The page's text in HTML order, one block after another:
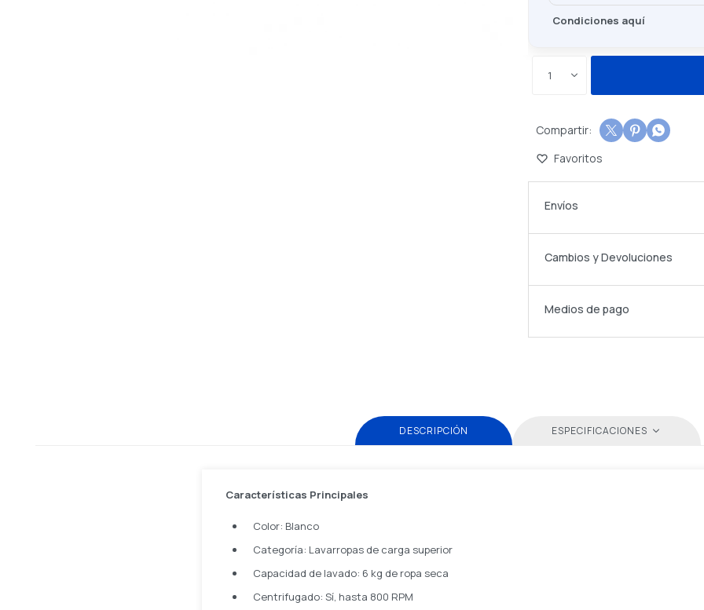
Condiciones aquí
1
  
Envíos
Cambios y Devoluciones
Medios de pago
DESCRIPCIÓN ESPECIFICACIONES
Características Principales
Color: Blanco
Categoría: Lavarropas de carga superior
Capacidad de lavado: 6 kg de ropa seca
Centrifugado: Sí, hasta 800 RPM